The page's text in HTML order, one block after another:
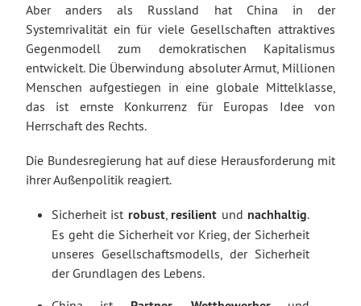
Aber anders als Russland hat China in der
Systemrivalität ein für viele Gesellschaften attraktives
Gegenmodell zum demokratischen Kapitalismus
entwickelt. Die Überwindung absoluter Armut, Millionen
Menschen aufgestiegen in eine globale Mittelklasse,
das ist ernste Konkurrenz für Europas Idee von
Herrschaft des Rechts.
Die Bundesregierung hat auf diese Herausforderung mit
ihrer Außenpolitik reagiert.
Sicherheit ist robust, resilient und nachhaltig.
Es geht die Sicherheit vor Krieg, der Sicherheit
unseres Gesellschaftsmodells, der Sicherheit
der Grundlagen des Lebens.